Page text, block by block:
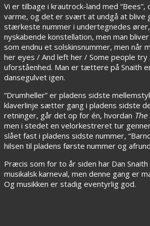
Vi er tilbage i krautrock-land med
varme, og det er svært at undgå at blive
stærkeste nummer i undertegnedes ører,
nyskabende konstellation, men man
som endnu et solskinsnummer, men når
her eyes / And left her / Some people
uforståenhed. Man er tættere på Snaith
dansegulvet igen.
“Drumheller” er pladens sidste
klaverlinje sætter gang i pladens sidste
retninger, går det op for én, hvordan
men i stedet en velorkestreret tur
slået fast i pladens sidste nummer,
hilsen til pladens første nummer og
Præcis som for to år siden har Dan
musikalsk karneval, men denne gang er
Og musikken er stadig eventyrlig god.